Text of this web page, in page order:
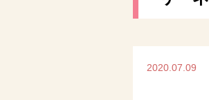
2020.07.09